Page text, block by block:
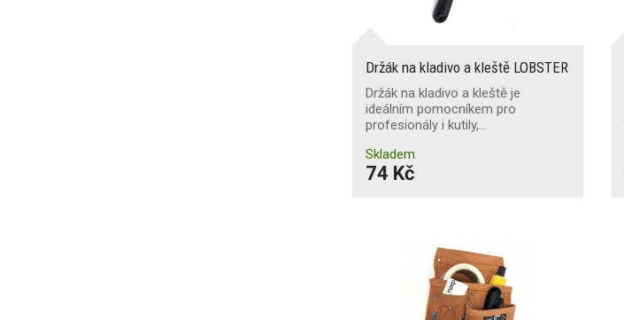
Držák na kladivo a kleště LOBSTER
Držák na kladivo a kleště je
ideálním pomocníkem pro
profesionály i kutily,…
Skladem
74 Kč